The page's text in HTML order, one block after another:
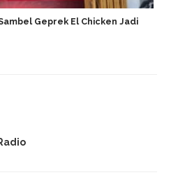
Geprek El Chicken Jadi